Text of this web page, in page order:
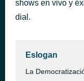
shows en vivo y
dial.
Eslogan
La